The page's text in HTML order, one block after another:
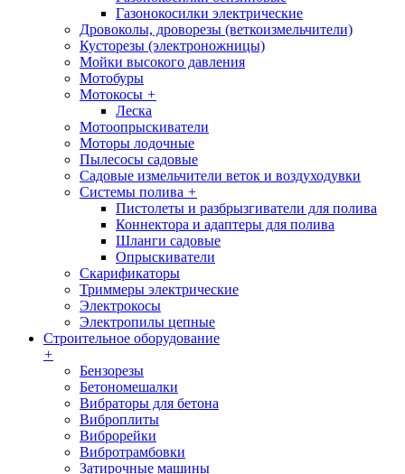
Газонокосилки электрические
Дровоколы, дроворезы (веткоизмельчители)
Кусторезы (электроножницы)
Мойки высокого давления
Мотобуры
Мотокосы +
Леска
Мотоопрыскиватели
Моторы лодочные
Пылесосы садовые
Садовые измельчители веток и воздуходувки
Системы полива +
Пистолеты и разбрызгиватели для полива
Коннектора и адаптеры для полива
Шланги садовые
Опрыскиватели
Скарификаторы
Триммеры электрические
Электрокосы
Электропилы цепные
Строительное оборудование
+
Бензорезы
Бетономешалки
Вибраторы для бетона
Виброплиты
Виброрейки
Вибротрамбовки
Затирочные машины